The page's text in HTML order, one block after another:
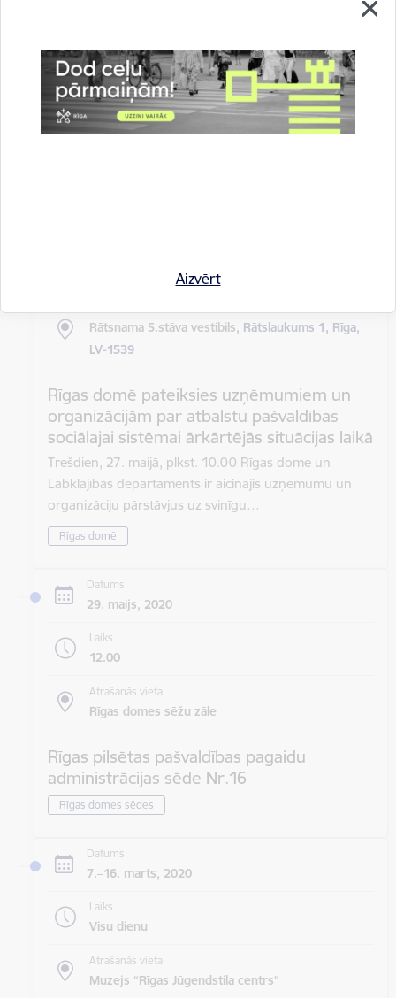
Aizvērt
14.sēde (ārkārtas)
Sēdes darba kārtība: Grozījumi Rīgas domes 2016.
gada 19. aprīļa saistošajos noteikumos Nr. 198 "Par
kārtību, kādā tiek…
Rātsnama 5.stāva vestibils, Rātslaukums 1, Rīga,
LV-1539
Rīgas domē pateiksies uzņēmumiem un
organizācijām par atbalstu pašvaldības
sociālajai sistēmai ārkārtējās situācijas laikā
Trešdien, 27. maijā, plkst. 10.00 Rīgas dome un
Labklājības departaments ir aicinājis uzņēmumu un
organizāciju pārstāvjus uz svinīgu…
Rīgas domē
Datums
29. maijs, 2020
Laiks
12.00
Atrašanās vieta
Rīgas domes sēžu zāle
Rīgas pilsētas pašvaldības pagaidu
administrācijas sēde Nr.16
Rīgas domes sēdes
Datums
7.–16. marts, 2020
Laiks
Visu dienu
Atrašanās vieta
Muzejs “Rīgas Jūgendstila centrs”